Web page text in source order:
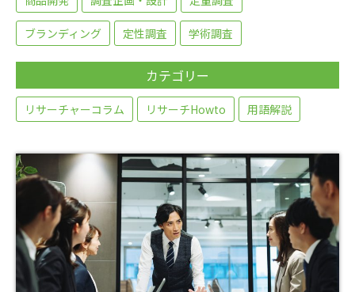
ブランディング 定性調査 学術調査
カテゴリー
リサーチャーコラム リサーチHowto 用語解説